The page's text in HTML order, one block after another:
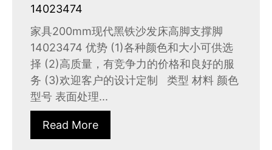
14023474
家具200mm现代黑铁沙发床高脚支撑脚
14023474 优势 (1)各种颜色和大小可供选
择 (2)高质量，有竞争力的价格和良好的服
务 (3)欢迎客户的设计定制 类型 材料 颜色
型号 表面处理...
Read More